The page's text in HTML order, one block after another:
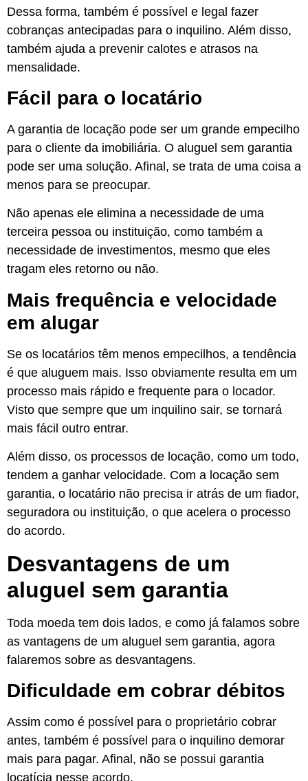
Dessa forma, também é possível e legal fazer
cobranças antecipadas para o inquilino. Além disso,
também ajuda a prevenir calotes e atrasos na
mensalidade.
Fácil para o locatário
A garantia de locação pode ser um grande empecilho
para o cliente da imobiliária. O aluguel sem garantia
pode ser uma solução. Afinal, se trata de uma coisa a
menos para se preocupar.
Não apenas ele elimina a necessidade de uma
terceira pessoa ou instituição, como também a
necessidade de investimentos, mesmo que eles
tragam eles retorno ou não.
Mais frequência e velocidade
em alugar
Se os locatários têm menos empecilhos, a tendência
é que aluguem mais. Isso obviamente resulta em um
processo mais rápido e frequente para o locador.
Visto que sempre que um inquilino sair, se tornará
mais fácil outro entrar.
Além disso, os processos de locação, como um todo,
tendem a ganhar velocidade. Com a locação sem
garantia, o locatário não precisa ir atrás de um fiador,
seguradora ou instituição, o que acelera o processo
do acordo.
Desvantagens de um
aluguel sem garantia
Toda moeda tem dois lados, e como já falamos sobre
as vantagens de um aluguel sem garantia, agora
falaremos sobre as desvantagens.
Dificuldade em cobrar débitos
Assim como é possível para o proprietário cobrar
antes, também é possível para o inquilino demorar
mais para pagar. Afinal, não se possui garantia
locatícia nesse acordo.